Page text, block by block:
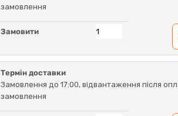
замовлення
Замовити
Термін доставки
Замовлення до 17:00, відвантаження після
замовлення